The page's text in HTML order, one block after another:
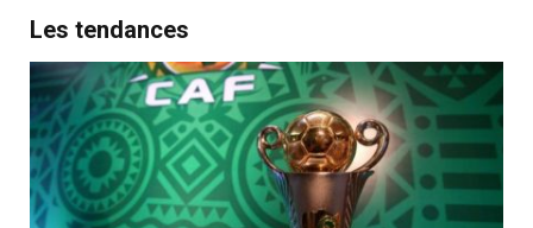
Les tendances